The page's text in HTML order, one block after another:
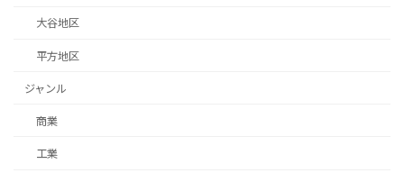
大谷地区
平方地区
ジャンル
商業
工業